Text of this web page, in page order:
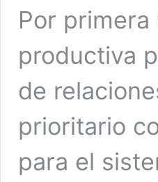
Por
productiva
de
prioritario
para el